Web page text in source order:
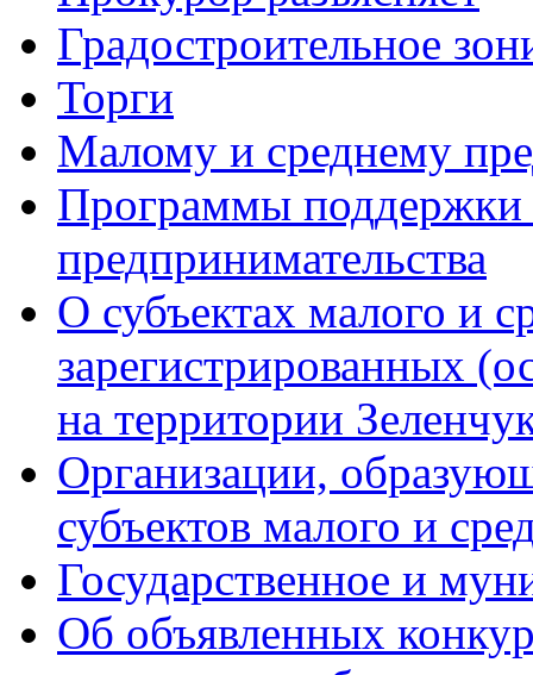
Градостроительное
Торги
Малому и среднему
Программы поддержки
предпринимательства
О субъектах малого и
зарегистрированных
на территории
Организации,
субъектов малого и
Государственное и
Об объявленных